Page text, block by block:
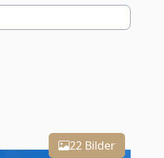
22 Bilder